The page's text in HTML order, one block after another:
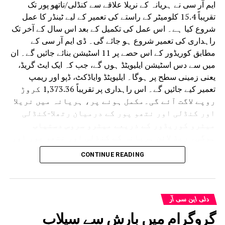
آغاز
ایم آر سی نے ہریانہ کے نریلا علاقے سے کنڈلی/ناتھو پور تک
تقریباً 15.4 کلومیٹر کے راستے کی تعمیر کے لیے ٹینڈر کا عمل
شروع کیا ہے۔ اس عمل کی تکمیل کے بعد اس سال کے آخر تک
راہداری کی تعمیر شروع ہو جائے گی۔ ڈی ایم آر سی کے
مطابق کوریڈور کے اس حصے پر 11 اسٹیشن بنائے جائیں گے۔ ان
میں سے دس اسٹیشن ایلیویٹڈ ہوں گے، جب کہ ایک ایٹ گریڈ،
یعنی زمینی سطح پر ہوگا۔ ایلیویٹڈ وایاڈکٹ، ڈپو اور ریمپ
تعمیر کیے جائیں گے۔ اس راہداری پر تقریباً 1,373.36 کروڑ
روپے لاگت آئے گی۔مکمل ہونے پر، ہریانہ میں نریلا
اور کنڈلی اور نتھو پور کے درمیان رتھلا-کنڈلی
دہلی کے نریلا کو سیدھے غازی آباد سے جوڑے گی۔ اس
کی تعمیر کی تکمیل کی مدت تین سال ہے۔
کے لیے ایک ایجنسی کا انتخاب کیا ہے۔ اگلے تین سے چار ماہ میں
کام شروع ہونے کی امید ہے۔ مکمل ہونے کے بعد یہ کام تین
سال میں مکمل ہو جائے گا۔یہ دونوں راستے ایکوا لائن کی
CONTINUE READING
دلی این سی آر
گروگرام میں بارش سے سیلاب